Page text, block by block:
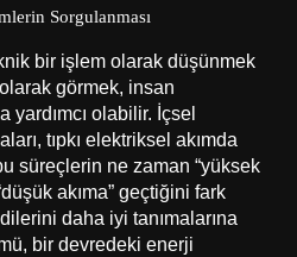
Sorgulanması
bir işlem olarak düşünmek
görmek, insan
yardımcı olabilir. İçsel
tıpkı elektriksel akımda
süreçlerin ne zaman “yüksek
akıma” geçtiğini fark
daha iyi tanımalarına
bir devredeki enerji